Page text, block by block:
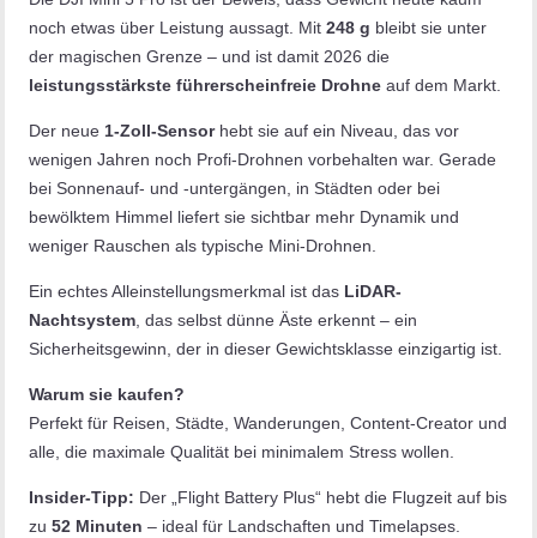
noch etwas über Leistung aussagt. Mit248 g bleibt sie unter
der magischen Grenze – und ist damit 2026 die
leistungsstärkste führerscheinfreie Drohne auf dem Markt.
Der neue1-Zoll-Sensorhebt sie auf ein Niveau, das vor
wenigen Jahren noch Profi-Drohnen vorbehalten war. Gerade
bei Sonnenauf- und -untergängen, in Städten oder bei
bewölktem Himmel liefert sie sichtbar mehr Dynamik und
weniger Rauschen als typische Mini-Drohnen.
Ein echtes Alleinstellungsmerkmal ist das LiDAR-
Nachtsystem, das selbst dünne Äste erkennt – ein
Sicherheitsgewinn, der in dieser Gewichtsklasse einzigartig ist.
Warum sie kaufen?
Perfekt für Reisen, Städte, Wanderungen, Content-Creator und
alle, die maximale Qualität bei minimalem Stress wollen.
Insider-Tipp: Der „Flight Battery Plus“ hebt die Flugzeit auf bis
zu52 Minuten – ideal für Landschaften und Timelapses.